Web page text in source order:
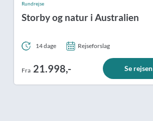
Rundrejse
Storby og natur i Australien
14 dage Rejseforslag
Fra 21.998,- Se rejsen